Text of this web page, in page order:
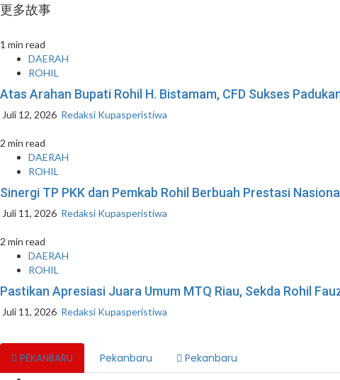
更多故事
1 min read
DAERAH
ROHIL
Atas Arahan Bupati Rohil H. Bistamam, CFD Sukses
Juli 12, 2026 Redaksi Kupasperistiwa
2 min read
DAERAH
ROHIL
Sinergi TP PKK dan Pemkab Rohil Berbuah Prestasi
Juli 11, 2026 Redaksi Kupasperistiwa
2 min read
DAERAH
ROHIL
Pastikan Apresiasi Juara Umum MTQ Riau, Sekda Rohil
Juli 11, 2026 Redaksi Kupasperistiwa
PEKANBARU Pekanbaru Pekanbaru